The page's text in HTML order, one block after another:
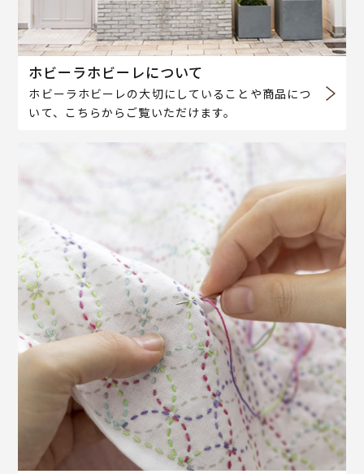
ホビーラホビーレについて
ホビーラホビーレの大切にしていることや商品につ
いて、こちらからご覧いただけます。